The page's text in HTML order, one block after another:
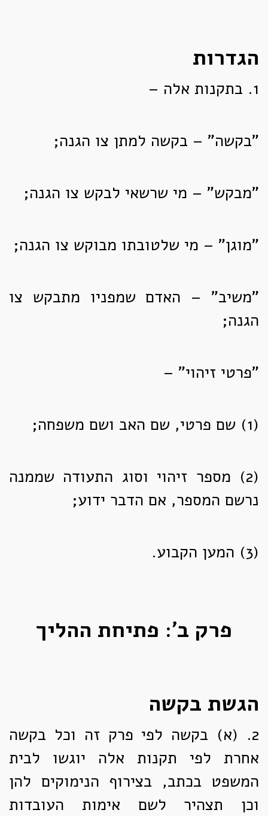
הגדרות
1. בתקנות אלה –
"בקשה" – בקשה למתן צו הגנה;
"מבקש" – מי שרשאי לבקש צו הגנה;
"מוגן" – מי שלטובתו מבוקש צו הגנה;
"משיב" – האדם שמפניו מתבקש צו
הגנה;
"פרטי זיהוי" –
(1) שם פרטי, שם האב ושם משפחה;
(2)
מספר זיהוי וסוג התעודה שממנה
נרשם המספר, אם הדבר ידוע;
(3) המען הקבוע.
פרק ב': פתיחת ההליך
הגשת בקשה
2. (א)
בקשה לפי פרק זה וכל בקשה
אחרת לפי תקנות אלה יוגשו לבית
המשפט בכתב, בצירוף הנימוקים להן
וכן תצהיר לשם אימות העובדות